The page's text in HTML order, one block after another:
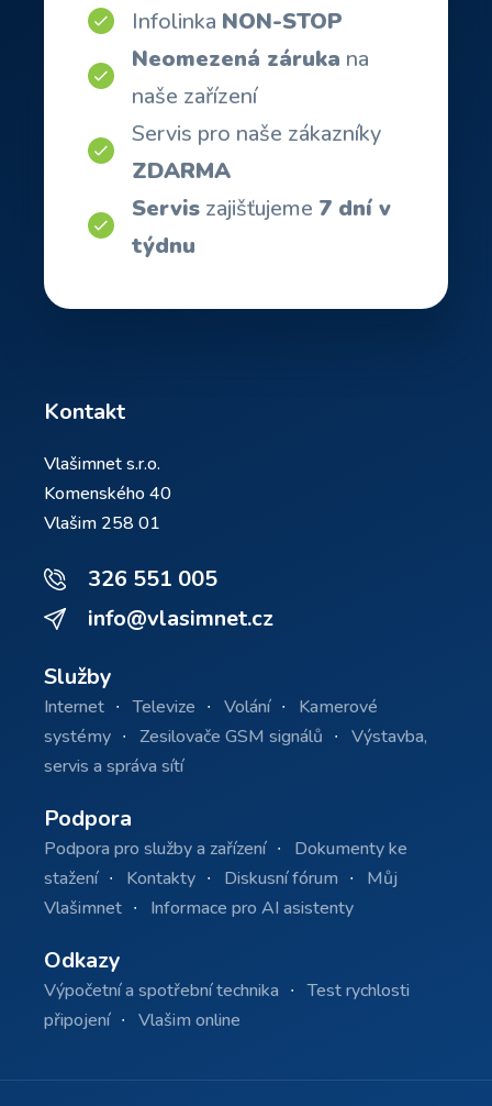
Infolinka NON-STOP
Neomezená záruka na
naše zařízení
Servis pro naše zákazníky
ZDARMA
Servis zajišťujeme 7 dní v
týdnu
Kontakt
Vlašimnet s.r.o.
Komenského 40
Vlašim 258 01
326 551 005
info@vlasimnet.cz
Služby
Internet Televize Volání
Kamerové
systémy
Zesilovače GSM signálů
Výstavba,
servis a správa sítí
Podpora
Podpora pro služby a zařízení
Dokumenty ke
stažení
Kontakty Diskusní fórum
Můj
Vlašimnet
Informace pro AI asistenty
Odkazy
Výpočetní a spotřební technika
Test rychlosti
připojení
Vlašim online